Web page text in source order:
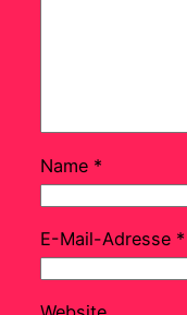
Name *
E-Mail-Adresse *